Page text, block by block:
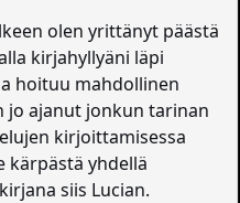
olen yrittänyt päästä
kirjahyllyäni läpi
hoituu mahdollinen
jo ajanut jonkun tarinan
kirjoittamisessa
kärpästä yhdellä
siis Lucian.